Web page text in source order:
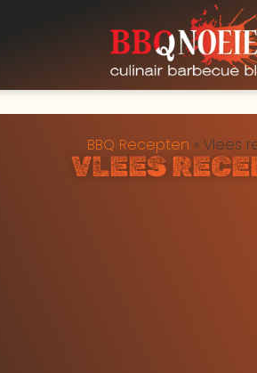
BBQ Recepten » Vlees
VLEES